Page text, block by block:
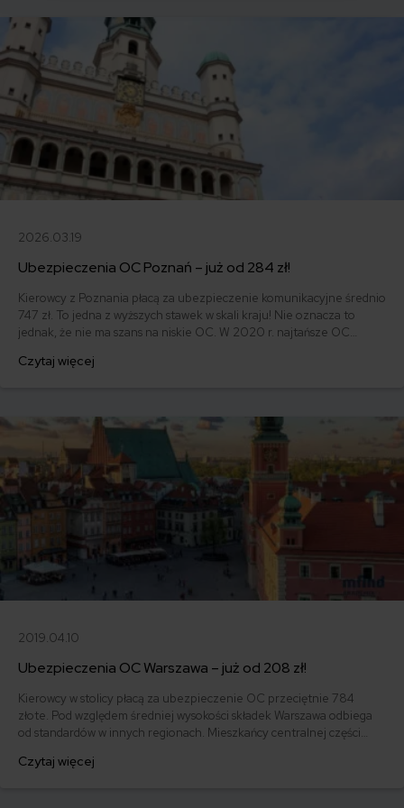
2026.03.19
Ubezpieczenia OC Poznań – już od 284 zł!
Kierowcy z Poznania płacą za ubezpieczenie komunikacyjne średnio
747 zł. To jedna z wyższych stawek w skali kraju! Nie oznacza to
jednak, że nie ma szans na niskie OC. W 2020 r. najtańsze OC
zapłacił za polisę 284 zł. To nie wszystkie okazyjne oferty, jakie
Czytaj więcej
2019.04.10
Ubezpieczenia OC Warszawa – już od 208 zł!
Kierowcy w stolicy płacą za ubezpieczenie OC przeciętnie 784
złote. Pod względem średniej wysokości składek Warszawa odbiega
od standardów w innych regionach. Mieszkańcy centralnej części
złotych. W 2020 r. najtańsze OC w Warszawie wykupił 48-letni
Czytaj więcej